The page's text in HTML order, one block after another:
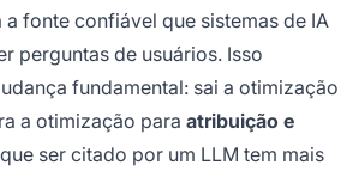
fonte confiável que sistemas de IA
perguntas de usuários. Isso
fundamental: sai a otimização
a otimização para atribuição e
ser citado por um LLM tem mais